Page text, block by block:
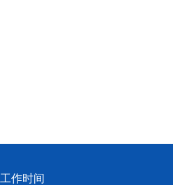
工作时间